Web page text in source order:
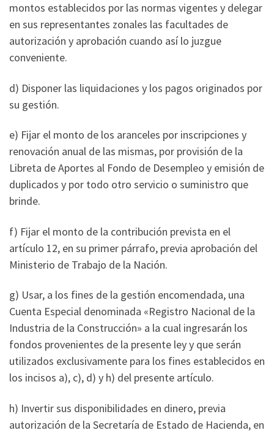
montos establecidos por las normas vigentes y delegar
en sus representantes zonales las facultades de
autorización y aprobación cuando así lo juzgue
conveniente.
d) Disponer las liquidaciones y los pagos originados por
su gestión.
e) Fijar el monto de los aranceles por inscripciones y
renovación anual de las mismas, por provisión de la
Libreta de Aportes al Fondo de Desempleo y emisión de
duplicados y por todo otro servicio o suministro que
brinde.
f) Fijar el monto de la contribución prevista en el
artículo 12, en su primer párrafo, previa aprobación del
Ministerio de Trabajo de la Nación.
g) Usar, a los fines de la gestión encomendada, una
Cuenta Especial denominada «Registro Nacional de la
Industria de la Construcción» a la cual ingresarán los
fondos provenientes de la presente ley y que serán
utilizados exclusivamente para los fines establecidos en
los incisos a), c), d) y h) del presente artículo.
h) Invertir sus disponibilidades en dinero, previa
autorización de la Secretaría de Estado de Hacienda, en